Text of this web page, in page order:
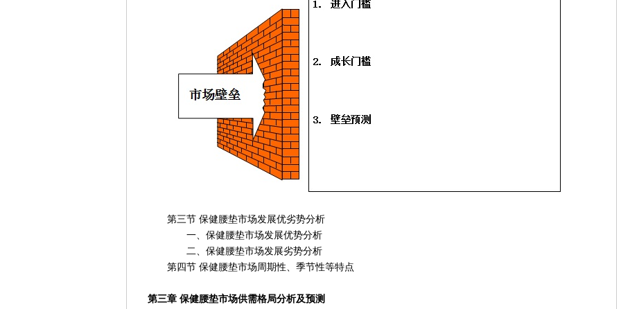
第三节 保健腰垫市场发展优劣势分析
一、保健腰垫市场发展优势分析
二、保健腰垫市场发展劣势分析
第四节 保健腰垫市场周期性、季节性等特点
第三章 保健腰垫市场供需格局分析及预测